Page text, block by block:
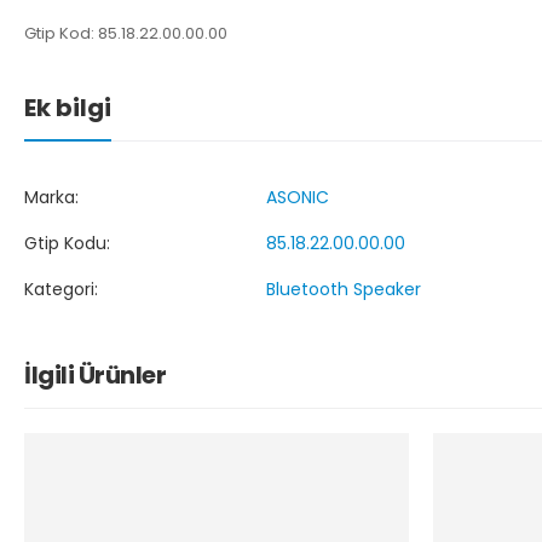
Gtip Kod: 85.18.22.00.00.00
Ek bilgi
Marka:
ASONIC
Gtip Kodu:
85.18.22.00.00.00
Kategori:
Bluetooth Speaker
İlgili Ürünler